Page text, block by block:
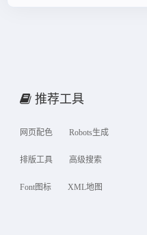
推荐工具
网页配色 Robots生成
排版工具 高级搜索
Font图标 XML地图